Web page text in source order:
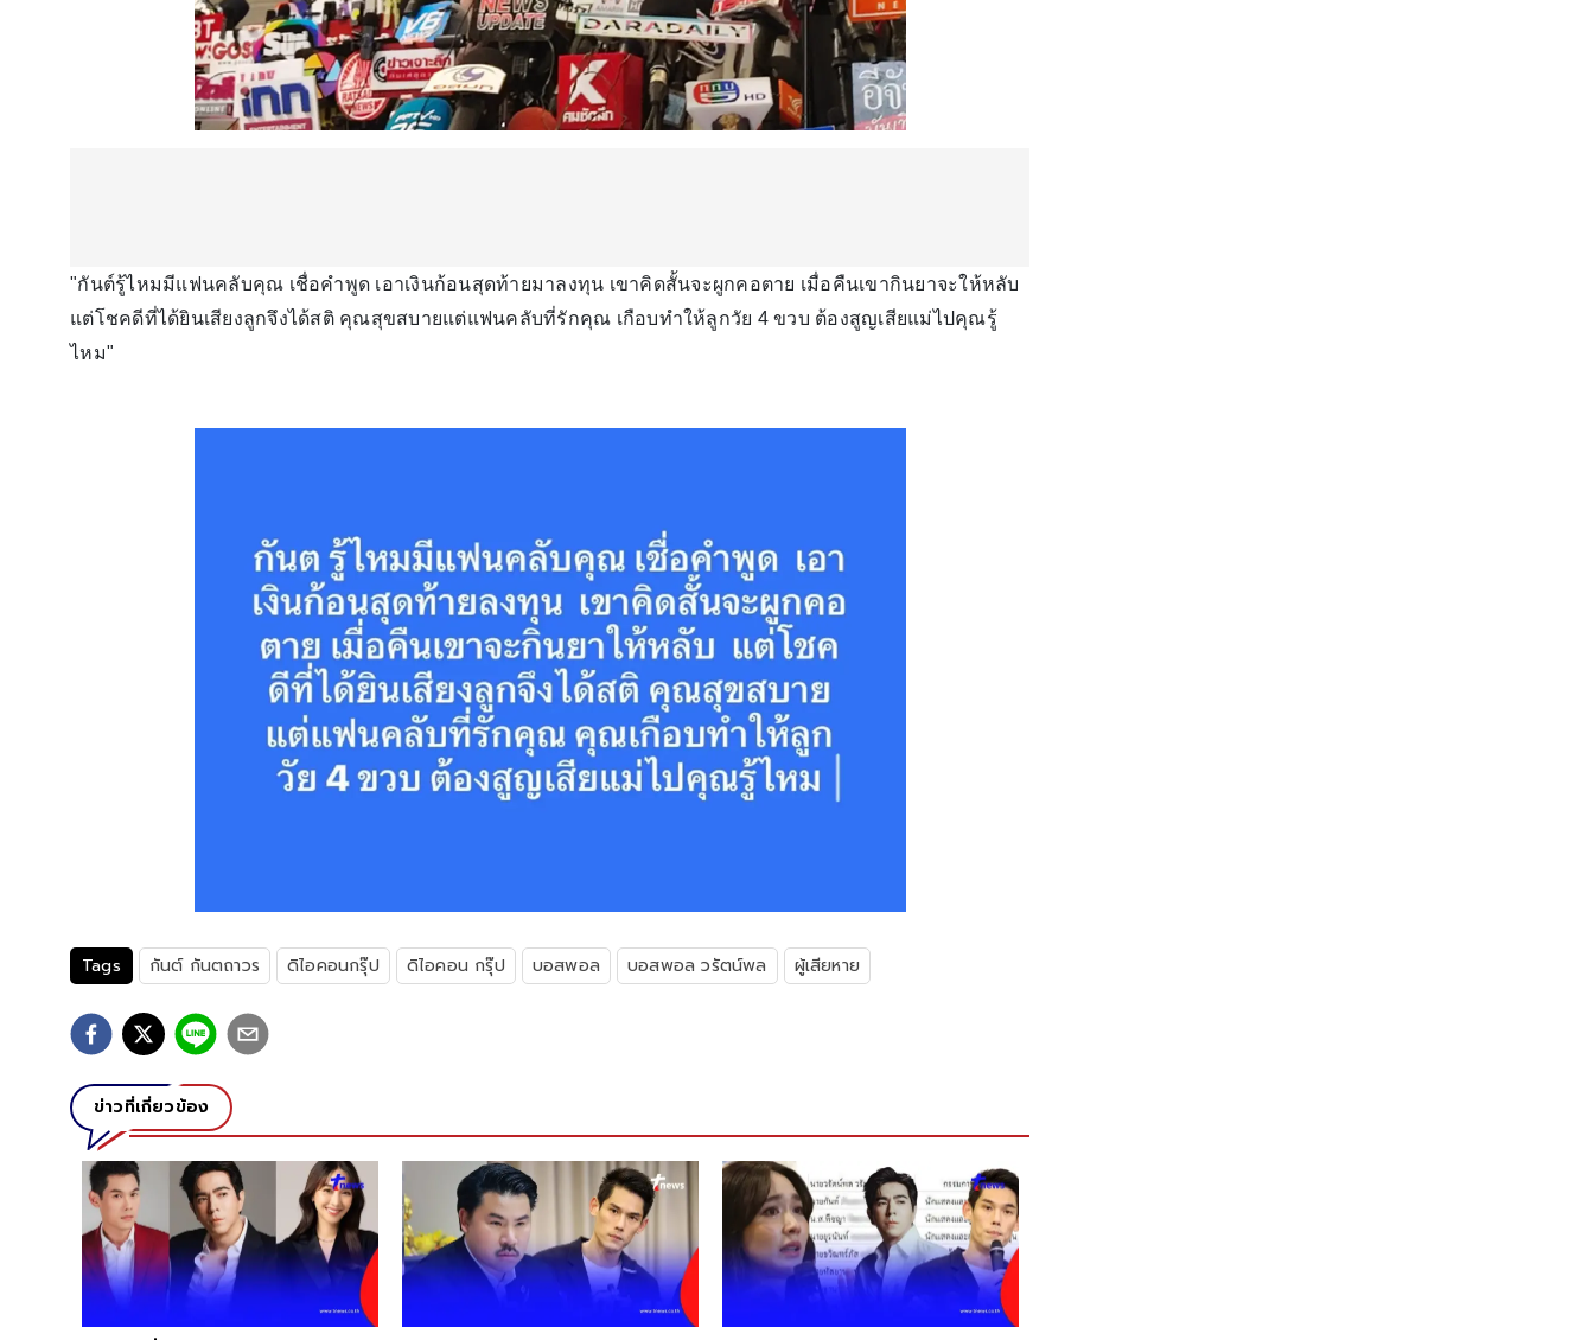
"กันต์รู้ไหมมีแฟนคลับคุณ เชื่อคำพูด เอาเงินก้อนสุดท้ายมาลงทุน เขาคิดสั้นจะผูกคอตาย เมื่อคืนเขากินยาจะให้หลับ
แต่โชคดีที่ได้ยินเสียงลูกจึงได้สติ คุณสุขสบายแต่แฟนคลับที่รักคุณ เกือบทำให้ลูกวัย 4 ขวบ ต้องสูญเสียแม่ไปคุณรู้
ไหม"
Tags กันต์ กันตถาวร ดิไอคอนกรุ๊ป ดิไอคอน กรุ๊ป บอสพอล บอสพอล วรัตน์พล ผู้เสียหาย
ข่าวที่เกี่ยวข้อง
ใจเย็นก่อน "ครูอ้วน" แจงชัด
สาเหตุโผล่ร่วมเฟรม "บอสพอล-
กันต์" ดิไอคอนกรุ๊ป